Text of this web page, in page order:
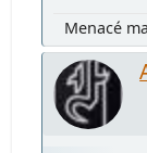
Menacé